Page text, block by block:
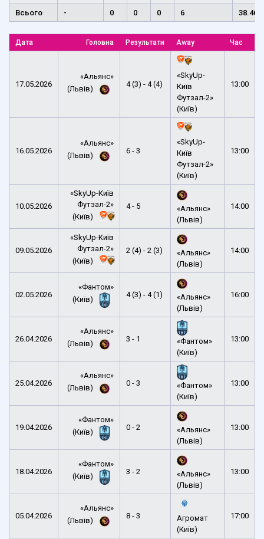
Всього - 0 0 0 6 38.46
Дата Головна Результати Away Час
17.05.2026
«Альянс»
(Львів)
4 (3) - 4 (4)
«SkyUp-
Київ
Футзал-2»
(Київ)
13:00
16.05.2026
«Альянс»
(Львів)
6 - 3
«SkyUp-
Київ
Футзал-2»
(Київ)
13:00
10.05.2026
«SkyUp-Київ
Футзал-2»
(Київ)
4 - 5
«Альянс»
(Львів)
14:00
09.05.2026
«SkyUp-Київ
Футзал-2»
(Київ)
2 (4) - 2 (3)
«Альянс»
(Львів)
14:00
02.05.2026
«Фантом»
(Київ)
4 (3) - 4 (1)
«Альянс»
(Львів)
16:00
26.04.2026
«Альянс»
(Львів)
3 - 1
«Фантом»
(Київ)
13:00
25.04.2026
«Альянс»
(Львів)
0 - 3
«Фантом»
(Київ)
13:00
19.04.2026
«Фантом»
(Київ)
0 - 2
«Альянс»
(Львів)
13:00
18.04.2026
«Фантом»
(Київ)
3 - 2
«Альянс»
(Львів)
13:00
05.04.2026
«Альянс»
(Львів)
8 - 3
Агромат
(Київ)
17:00